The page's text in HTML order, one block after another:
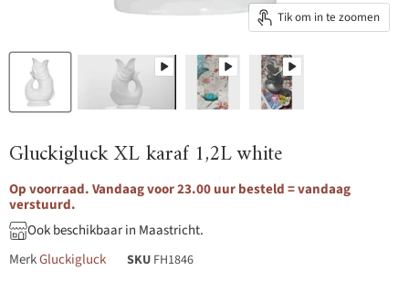
Tik om in te zoomen
Gluckigluck XL karaf 1,2L white
Op voorraad. Vandaag voor 23.00 uur besteld = vandaag
verstuurd.
Ook beschikbaar in Maastricht.
MerkGluckigluck SKU FH1846